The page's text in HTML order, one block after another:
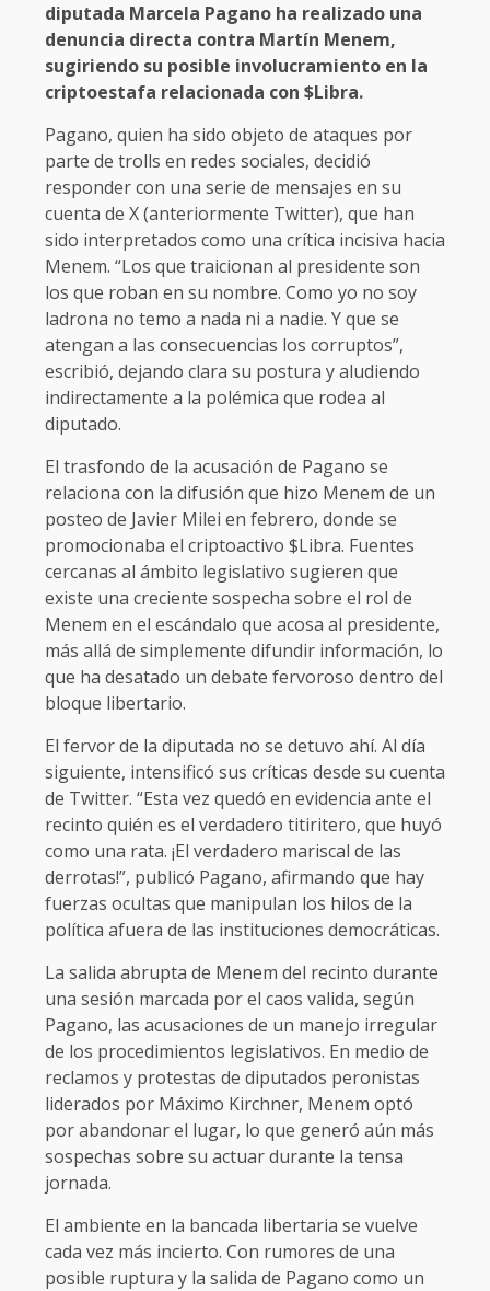
diputada Marcela Pagano ha realizado una
denuncia directa contra Martín Menem,
sugiriendo su posible involucramiento en la
criptoestafa relacionada con $Libra.
Pagano, quien ha sido objeto de ataques por
parte de trolls en redes sociales, decidió
responder con una serie de mensajes en su
cuenta de X (anteriormente Twitter), que han
sido interpretados como una crítica incisiva hacia
Menem. “Los que traicionan al presidente son
los que roban en su nombre. Como yo no soy
ladrona no temo a nada ni a nadie. Y que se
atengan a las consecuencias los corruptos”,
escribió, dejando clara su postura y aludiendo
indirectamente a la polémica que rodea al
diputado.
El trasfondo de la acusación de Pagano se
relaciona con la difusión que hizo Menem de un
posteo de Javier Milei en febrero, donde se
promocionaba el criptoactivo $Libra. Fuentes
cercanas al ámbito legislativo sugieren que
existe una creciente sospecha sobre el rol de
Menem en el escándalo que acosa al presidente,
más allá de simplemente difundir información, lo
que ha desatado un debate fervoroso dentro del
bloque libertario.
El fervor de la diputada no se detuvo ahí. Al día
siguiente, intensificó sus críticas desde su cuenta
de Twitter. “Esta vez quedó en evidencia ante el
recinto quién es el verdadero titiritero, que huyó
como una rata. ¡El verdadero mariscal de las
derrotas!”, publicó Pagano, afirmando que hay
fuerzas ocultas que manipulan los hilos de la
política afuera de las instituciones democráticas.
La salida abrupta de Menem del recinto durante
una sesión marcada por el caos valida, según
Pagano, las acusaciones de un manejo irregular
de los procedimientos legislativos. En medio de
reclamos y protestas de diputados peronistas
liderados por Máximo Kirchner, Menem optó
por abandonar el lugar, lo que generó aún más
sospechas sobre su actuar durante la tensa
jornada.
El ambiente en la bancada libertaria se vuelve
cada vez más incierto. Con rumores de una
posible ruptura y la salida de Pagano como un